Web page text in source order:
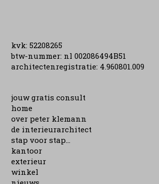
kvk: 52208265
btw-nummer: nl 002086494B51
architectenregistratie: 4.960801.009
jouw gratis consult
home
over peter klemann
de interieurarchitect
stap voor stap...
kantoor
exterieur
winkel